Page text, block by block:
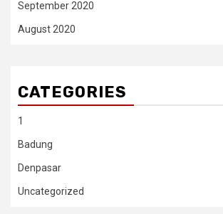
September 2020
August 2020
CATEGORIES
1
Badung
Denpasar
Uncategorized